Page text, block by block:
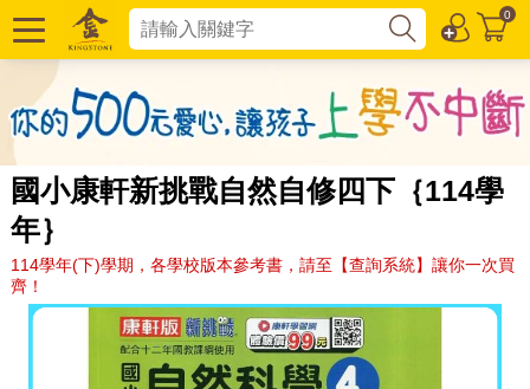
0
國小康軒新挑戰自然自修四下｛114學
年｝
114學年(下)學期，各學校版本參考書，請至【查詢系統】讓你一次買
齊！